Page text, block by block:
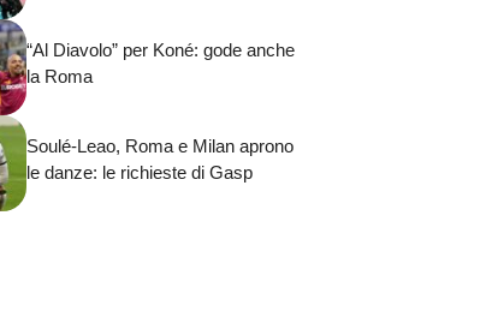
“Al Diavolo” per Koné: gode anche
la Roma
Soulé-Leao, Roma e Milan aprono
le danze: le richieste di Gasp